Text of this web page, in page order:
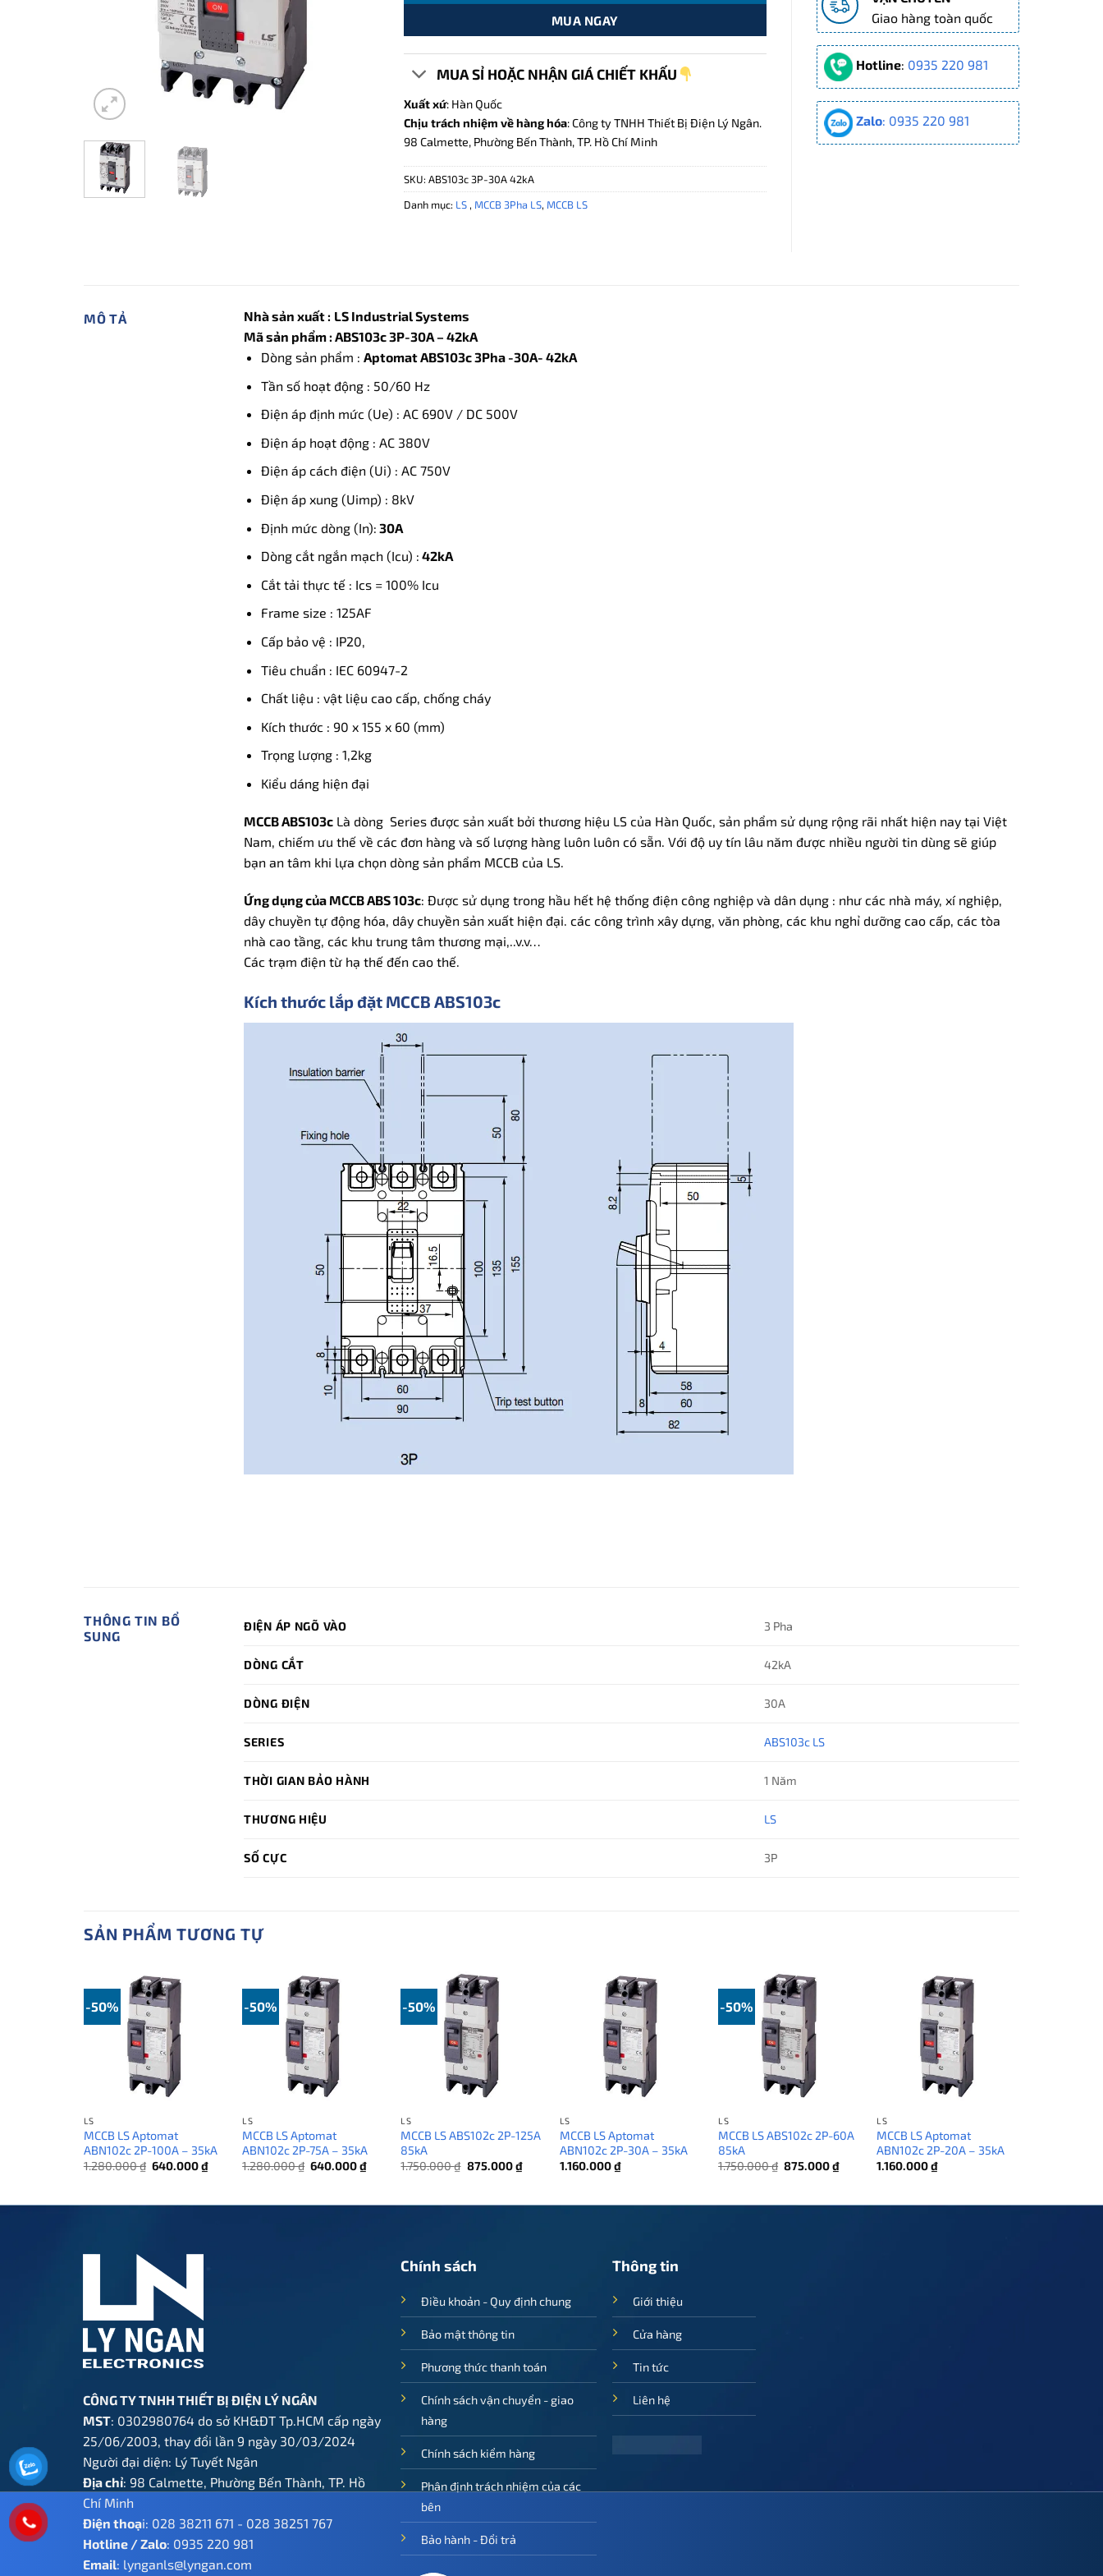
MUA NGAY
MUA SỈ HOẶC NHẬN GIÁ CHIẾT KHẤU
Xuất xứ: Hàn Quốc
Chịu trách nhiệm về hàng hóa: Công ty TNHH Thiết Bị Điện Lý Ngân.
98 Calmette, Phường Bến Thành, TP. Hồ Chí Minh
SKU: ABS103c 3P-30A 42kA
Danh mục: LS , MCCB 3Pha LS, MCCB LS
Giao hàng toàn quốc
Hotline: 0935 220 981
Zalo: 0935 220 981
MÔ TẢ Nhà sản xuất : LS Industrial Systems
Mã sản phẩm : ABS103c 3P-30A – 42kA
Dòng sản phẩm : Aptomat ABS103c 3Pha -30A- 42kA
Tần số hoạt động : 50/60 Hz
Điện áp định mức (Ue) : AC 690V / DC 500V
Điện áp hoạt động : AC 380V
Điện áp cách điện (Ui) : AC 750V
Điện áp xung (Uimp) : 8kV
Định mức dòng (In): 30A
Dòng cắt ngắn mạch (Icu) : 42kA
Cắt tải thực tế : Ics = 100% Icu
Frame size : 125AF
Cấp bảo vệ : IP20,
Tiêu chuẩn : IEC 60947-2
Chất liệu : vật liệu cao cấp, chống cháy
Kích thước : 90 x 155 x 60 (mm)
Trọng lượng : 1,2kg
Kiểu dáng hiện đại
MCCB ABS103c Là dòng Series được sản xuất bởi thương hiệu LS của Hàn Quốc, sản phẩm sử dụng rộng rãi nhất hiện nay tại Việt
Nam, chiếm ưu thế về các đơn hàng và số lượng hàng luôn luôn có sẵn. Với độ uy tín lâu năm được nhiều người tin dùng sẽ giúp
bạn an tâm khi lựa chọn dòng sản phẩm MCCB của LS.
Ứng dụng của MCCB ABS 103c: Được sử dụng trong hầu hết hệ thống điện công nghiệp và dân dụng : như các nhà máy, xí nghiệp,
dây chuyền tự động hóa, dây chuyền sản xuất hiện đại. các công trình xây dựng, văn phòng, các khu nghỉ dưỡng cao cấp, các tòa
nhà cao tầng, các khu trung tâm thương mại,..v.v…
Các trạm điện từ hạ thế đến cao thế.
Kích thước lắp đặt MCCB ABS103c
THÔNG TIN BỔ
SUNG
ĐIỆN ÁP NGÕ VÀO 3 Pha
DÒNG CẮT 42kA
DÒNG ĐIỆN 30A
SERIES ABS103c LS
THỜI GIAN BẢO HÀNH 1 Năm
THƯƠNG HIỆU LS
SỐ CỰC 3P
SẢN PHẨM TƯƠNG TỰ
-50%
LS
MCCB LS Aptomat
ABN102c 2P-100A – 35kA
1.280.000₫ Giá
640.000₫Giá
-50%
LS
MCCB LS Aptomat
ABN102c 2P-75A – 35kA
1.280.000₫ Giá
640.000₫Giá
-50%
LS
MCCB LS ABS102c 2P-125A
85kA
1.750.000₫ Giá
875.000₫Giá
hiện
LS
MCCB LS Aptomat
ABN102c 2P-30A – 35kA
1.160.000₫
-50%
LS
MCCB LS ABS102c 2P-60A
85kA
1.750.000₫ Giá
875.000₫Giá
LS
MCCB LS Aptomat
ABN102c 2P-20A – 35kA
1.160.000₫
CÔNG TY TNHH THIẾT BỊ ĐIỆN LÝ NGÂN
MST: 0302980764 do sở KH&ĐT Tp.HCM cấp ngày
25/06/2003, thay đổi lần 9 ngày 30/03/2024
Người đại diện: Lý Tuyết Ngân
Địa chỉ: 98 Calmette, Phường Bến Thành, TP. Hồ
Chí Minh
Điện thoại: 028 38211 671 - 028 38251 767
Hotline / Zalo: 0935 220 981
Email: lynganls@lyngan.com
Chính sách
Điều khoản - Quy định chung
Bảo mật thông tin
Phương thức thanh toán
Chính sách vận chuyển - giao
hàng
Chính sách kiểm hàng
Phân định trách nhiệm của các
bên
Bảo hành - Đổi trả
Thông tin
Giới thiệu
Cửa hàng
Tin tức
Liên hệ